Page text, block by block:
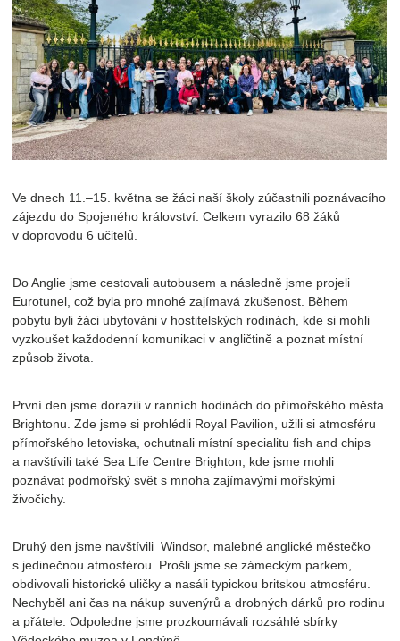
Ve dnech 11.–15. května se žáci naší školy zúčastnili poznávacího
zájezdu do Spojeného království. Celkem vyrazilo 68 žáků
v doprovodu 6 učitelů.
Do Anglie jsme cestovali autobusem a následně jsme projeli
Eurotunel, což byla pro mnohé zajímavá zkušenost. Během
pobytu byli žáci ubytováni v hostitelských rodinách, kde si mohli
vyzkoušet každodenní komunikaci v angličtině a poznat místní
způsob života.
První den jsme dorazili v ranních hodinách do přímořského města
Brightonu. Zde jsme si prohlédli Royal Pavilion, užili si atmosféru
přímořského letoviska, ochutnali místní specialitu fish and chips
a navštívili také Sea Life Centre Brighton, kde jsme mohli
poznávat podmořský svět s mnoha zajímavými mořskými
živočichy.
Druhý den jsme navštívili Windsor, malebné anglické městečko
s jedinečnou atmosférou. Prošli jsme se zámeckým parkem,
obdivovali historické uličky a nasáli typickou britskou atmosféru.
Nechyběl ani čas na nákup suvenýrů a drobných dárků pro rodinu
a přátele. Odpoledne jsme prozkoumávali rozsáhlé sbírky